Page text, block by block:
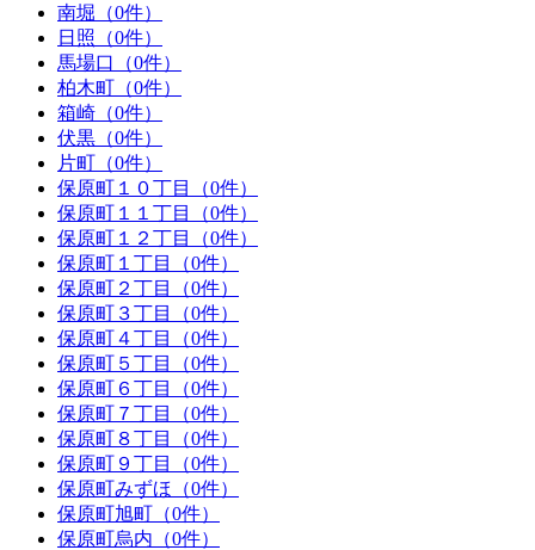
南堀（0件）
日照（0件）
馬場口（0件）
柏木町（0件）
箱崎（0件）
伏黒（0件）
片町（0件）
保原町１０丁目（0件）
保原町１１丁目（0件）
保原町１２丁目（0件）
保原町１丁目（0件）
保原町２丁目（0件）
保原町３丁目（0件）
保原町４丁目（0件）
保原町５丁目（0件）
保原町６丁目（0件）
保原町７丁目（0件）
保原町８丁目（0件）
保原町９丁目（0件）
保原町みずほ（0件）
保原町旭町（0件）
保原町烏内（0件）